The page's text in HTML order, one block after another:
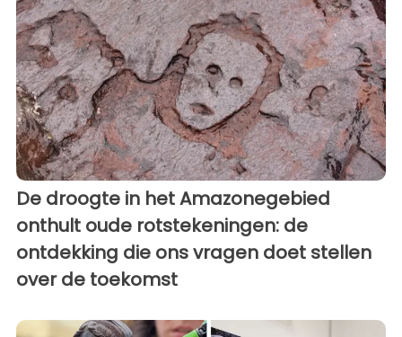
De droogte in het Amazonegebied
onthult oude rotstekeningen: de
ontdekking die ons vragen doet stellen
over de toekomst